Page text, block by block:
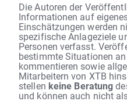
Die Autoren der
Informationen auf
Einschätzungen werden
spezifische Anlageziele
Personen verfasst.
bestimmte Situationen
kommentieren sowie
Mitarbeitern von XTB
stellen keine Beratung
und können auch nicht